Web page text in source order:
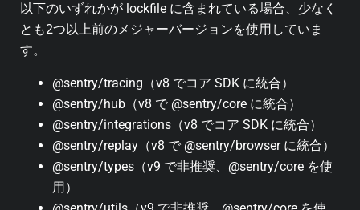
以下のいずれかが lockfile に含まれている場合、少なく
とも2つ以上前のメジャーバージョンを使用していま
す。
@sentry/tracing（v8 でコア SDK に統合）
@sentry/hub（v8 で @sentry/core に統合）
@sentry/integrations（v8 でコア SDK に統合）
@sentry/replay（v8 で @sentry/browser に統合）
@sentry/types（v9 で非推奨、@sentry/core を使
用）